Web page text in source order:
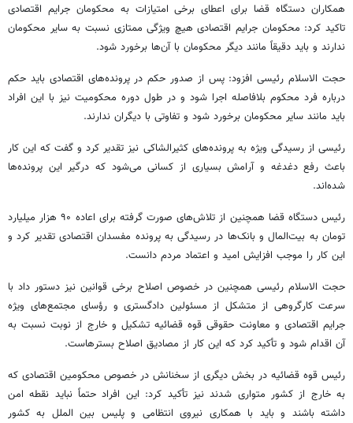
همکاران دستگاه قضا برای اعطای برخی امتیازات به محکومان جرایم اقتصادی
تاکید کرد: محکومان جرایم اقتصادی هیچ ویژگی ممتازی نسبت به سایر محکومان
ندارند و باید دقیقاً مانند دیگر محکومان با آن‌ها برخورد شود.
حجت الاسلام رئیسی افزود: پس از صدور حکم در پرونده‌های اقتصادی باید حکم
درباره فرد محکوم بلافاصله اجرا شود و در طول دوره محکومیت نیز با این افراد
باید مانند سایر محکومان برخورد شود و تفاوتی با دیگران ندارند.
رئیسی از رسیدگی ویژه به پرونده‌های کثیرالشاکی نیز تقدیر کرد و گفت که این کار
باعث رفع دغدغه و آرامش بسیاری از کسانی می‌شود که درگیر این پرونده‌ها
شده‌اند.
رئیس دستگاه قضا همچنین از تلاش‌های صورت گرفته برای اعاده ۹۰ هزار میلیارد
تومان به بیت‌المال و بانک‌ها در رسیدگی به پرونده مفسدان اقتصادی تقدیر کرد و
این کار را موجب افزایش امید و اعتماد مردم دانست.
حجت الاسلام رئیسی همچنین در خصوص اصلاح برخی قوانین نیز دستور داد با
سرعت کارگروهی از متشکل از مسئولین دادگستری و رؤسای مجتمع‌های ویژه
جرایم اقتصادی و معاونت حقوقی قوه قضائیه تشکیل و خارج از نوبت نسبت به
آن اقدام شود و تأکید کرد که این کار از مصادیق اصلاح بسترهاست.
رئیس قوه قضائیه در بخش دیگری از سخنانش در خصوص محکومین اقتصادی که
به خارج از کشور متواری شدند نیز تأکید کرد: این افراد حتماً نباید نقطه امن
داشته باشند و باید با همکاری نیروی انتظامی و پلیس بین الملل به کشور